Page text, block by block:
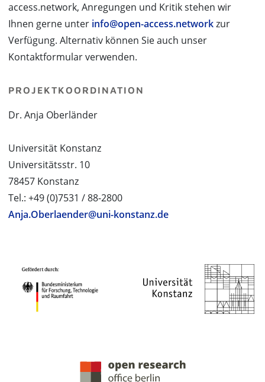
access.network, Anregungen und Kritik stehen wir
Ihnen gerne unter info@open-access.networkzur
Verfügung. Alternativ können Sie auch unser
Kontaktformular verwenden.
PROJEKTKOORDINATION
Dr. Anja Oberländer
Universität Konstanz
Universitätsstr. 10
78457 Konstanz
Tel.: +49 (0)7531 / 88-2800
Anja.Oberlaender@uni-konstanz.de